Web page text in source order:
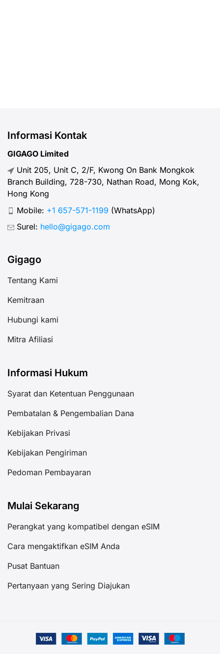
Informasi Kontak
GIGAGO Limited
Unit 205, Unit C, 2/F, Kwong On Bank Mongkok
Branch Building, 728-730, Nathan Road, Mong Kok,
Hong Kong
Mobile: +1 657-571-1199 (WhatsApp)
Surel: hello@gigago.com
Gigago
Tentang Kami
Kemitraan
Hubungi kami
Mitra Afiliasi
Informasi Hukum
Syarat dan Ketentuan Penggunaan
Pembatalan & Pengembalian Dana
Kebijakan Privasi
Kebijakan Pengiriman
Pedoman Pembayaran
Mulai Sekarang
Perangkat yang kompatibel dengan eSIM
Cara mengaktifkan eSIM Anda
Pusat Bantuan
Pertanyaan yang Sering Diajukan